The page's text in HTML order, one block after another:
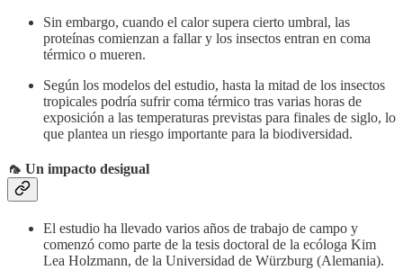
Sin embargo, cuando el calor supera cierto umbral, las
proteínas comienzan a fallar y los insectos entran en coma
térmico o mueren.
Según los modelos del estudio, hasta la mitad de los insectos
tropicales podría sufrir coma térmico tras varias horas de
exposición a las temperaturas previstas para finales de siglo, lo
que plantea un riesgo importante para la biodiversidad.
🦟 Un impacto desigual
El estudio ha llevado varios años de trabajo de campo y
comenzó como parte de la tesis doctoral de la ecóloga Kim
Lea Holzmann, de la Universidad de Würzburg (Alemania).